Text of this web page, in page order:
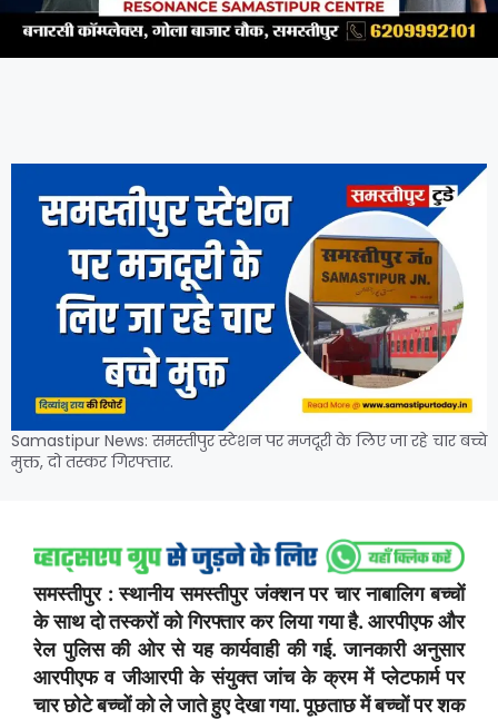
Samastipur News: समस्तीपुर स्टेशन पर मजदूरी के लिए जा रहे चार बच्चे
मुक्त, दो तस्कर गिरफ्तार.
समस्तीपुर : स्थानीय समस्तीपुर जंक्शन पर चार नाबालिग बच्चों
के साथ दो तस्करों को गिरफ्तार कर लिया गया है. आरपीएफ और
रेल पुलिस की ओर से यह कार्यवाही की गई. जानकारी अनुसार
आरपीएफ व जीआरपी के संयुक्त जांच के क्रम में प्लेटफार्म पर
चार छोटे बच्चों को ले जाते हुए देखा गया. पूछताछ में बच्चों पर शक